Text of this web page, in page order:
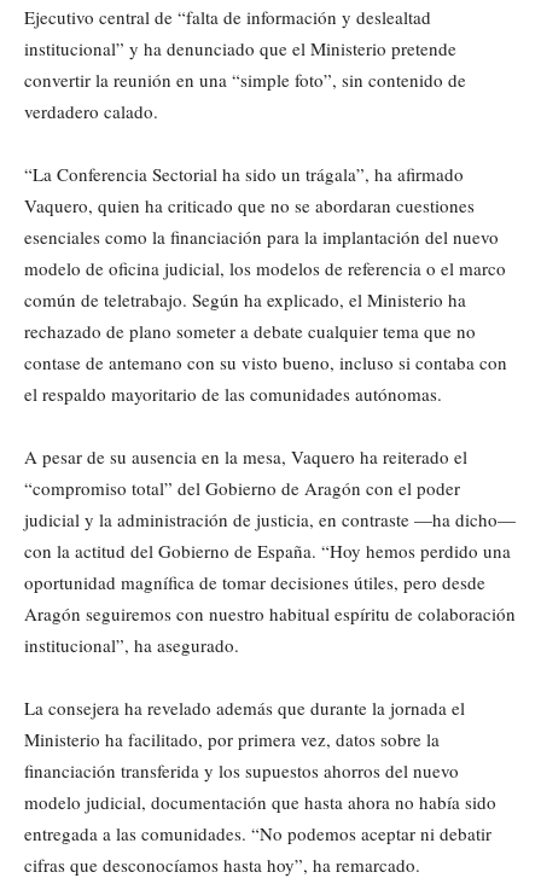
Ejecutivo central de “falta de información y deslealtad
institucional” y ha denunciado que el Ministerio pretende
convertir la reunión en una “simple foto”, sin contenido de
verdadero calado.
“La Conferencia Sectorial ha sido un trágala”, ha afirmado
Vaquero, quien ha criticado que no se abordaran cuestiones
esenciales como la financiación para la implantación del nuevo
modelo de oficina judicial, los modelos de referencia o el marco
común de teletrabajo. Según ha explicado, el Ministerio ha
rechazado de plano someter a debate cualquier tema que no
contase de antemano con su visto bueno, incluso si contaba con
el respaldo mayoritario de las comunidades autónomas.
A pesar de su ausencia en la mesa, Vaquero ha reiterado el
“compromiso total” del Gobierno de Aragón con el poder
judicial y la administración de justicia, en contraste —ha dicho—
con la actitud del Gobierno de España. “Hoy hemos perdido una
oportunidad magnífica de tomar decisiones útiles, pero desde
Aragón seguiremos con nuestro habitual espíritu de colaboración
institucional”, ha asegurado.
La consejera ha revelado además que durante la jornada el
Ministerio ha facilitado, por primera vez, datos sobre la
financiación transferida y los supuestos ahorros del nuevo
modelo judicial, documentación que hasta ahora no había sido
entregada a las comunidades. “No podemos aceptar ni debatir
cifras que desconocíamos hasta hoy”, ha remarcado.